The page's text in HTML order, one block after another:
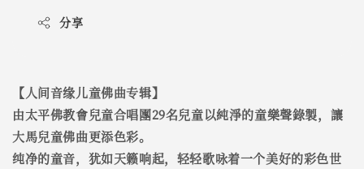
分享
【人间音缘儿童佛曲专辑】
由太平佛教會兒童合唱團29名兒童以純淨的童樂聲錄製，讓
大馬兒童佛曲更添色彩。
纯净的童音，犹如天籁响起，轻轻歌咏着一个美好的彩色世